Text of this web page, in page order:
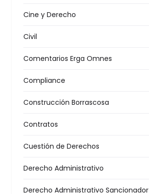
Cine y Derecho
Civil
Comentarios Erga Omnes
Compliance
Construcción Borrascosa
Contratos
Cuestión de Derechos
Derecho Administrativo
Derecho Administrativo Sancionador